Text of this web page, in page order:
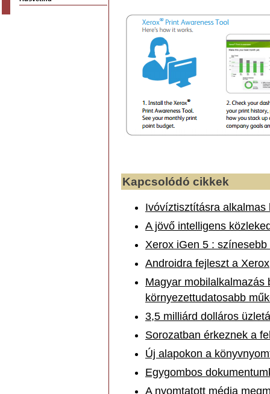
Kapcsolódó cikkek
Ivóvíztisztításra
A jövő intelligens
Xerox iGen 5 :
Androidra fejleszt a Xerox
Magyar mobilalkalmazás
környezettudatosabb
3,5 milliárd dolláros
Sorozatban érkeznek a
Új alapokon a
Egygombos
A nyomtatott média